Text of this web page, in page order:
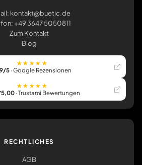
kontakt@buetic.de
+49 3647 5050811
Zum Kontakt
Blog
★★★★★
5· Google Rezensionen
★★★★★
· Trustami Bewertungen
RECHTLICHES
AGB